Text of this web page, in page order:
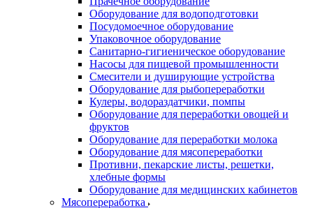
Оборудование для водоподготовки
Посудомоечное оборудование
Упаковочное оборудование
Санитарно-гигиеническое оборудование
Насосы для пищевой промышленности
Смесители и душирующие устройства
Оборудование для рыбопереработки
Кулеры, водораздатчики, помпы
Оборудование для переработки овощей и
фруктов
Оборудование для переработки молока
Оборудование для мясопереработки
Противни, пекарские листы, решетки,
хлебные формы
Оборудование для медицинских кабинетов
Мясопереработка